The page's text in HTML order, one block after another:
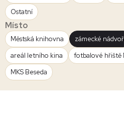
Ostatní
Místo
Městská knihovna zámecké
areál letního kina
fotbalové hřiště
MKS Beseda